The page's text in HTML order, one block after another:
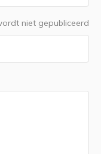
niet gepubliceerd